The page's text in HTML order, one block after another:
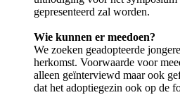
gepresenteerd zal worden.
Wie kunnen er meedoen?
We zoeken geadopteerde
herkomst. Voorwaarde voor
alleen geïnterviewd maar ook
dat het adoptiegezin ook op de